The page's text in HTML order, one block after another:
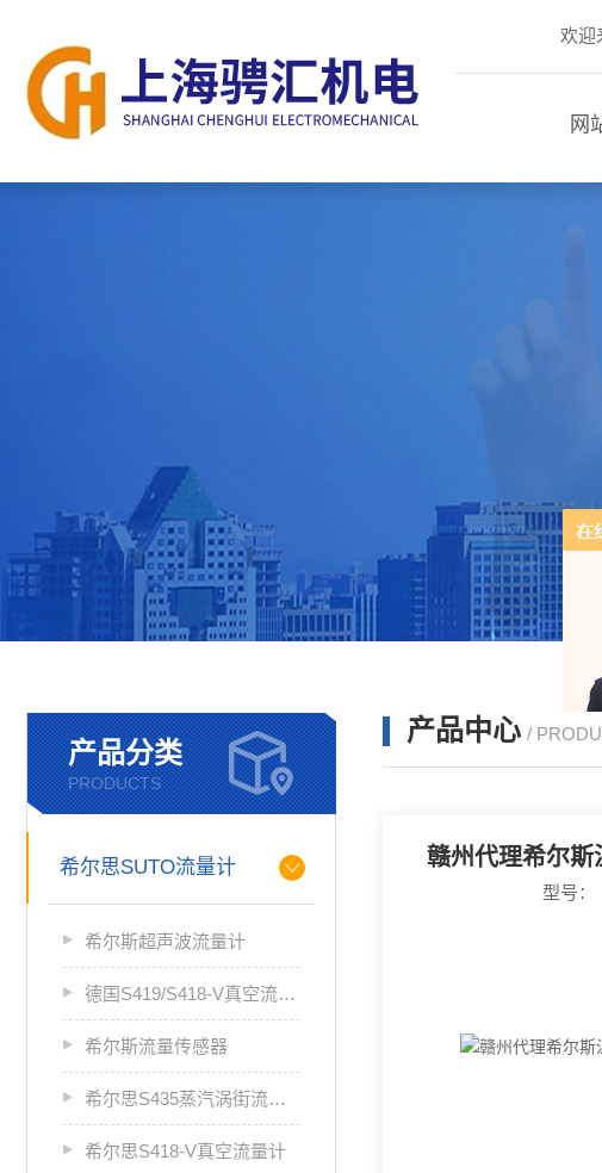
欢迎
网
产品分类
PRODUCTS
希尔思SUTO流量计
希尔斯超声波流量计
德国S419/S418-V真空流量计
希尔斯流量传感器
希尔思S435蒸汽涡街流量计
希尔思S418-V真空流量计
产品中心 /
赣州代理希尔斯
型号：